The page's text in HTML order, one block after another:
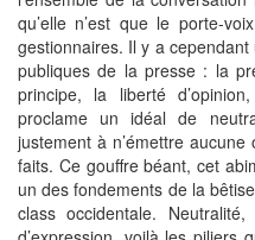
qu’elle n’est que le porte-
gestionnaires. Il y a
publiques de la presse : la
principe, la liberté
proclame un idéal de
justement à n’émettre
faits. Ce gouffre béant, cet
un des fondements de la
class occidentale.